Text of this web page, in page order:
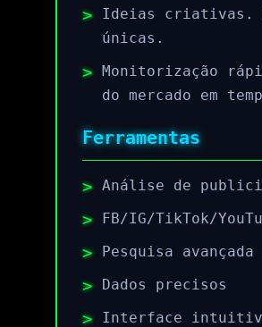
Ideias criativas.
únicas.
Monitorização
do mercado em
Ferramentas
Análise de
FB/IG/TikTok/
Pesquisa avançada
Dados precisos
Interface